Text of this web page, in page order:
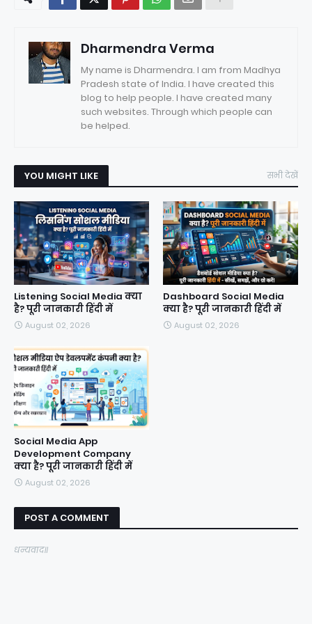
Dharmendra Verma
My name is Dharmendra. I am from Madhya
Pradesh state of India. I have created this
blog to help people. I have created many
such websites. Through which people can
be helped.
YOU MIGHT LIKE सभी देखें
Listening Social Media क्या
है? पूरी जानकारी हिंदी में
August 02, 2026
Dashboard Social Media
क्या है? पूरी जानकारी हिंदी में
August 02, 2026
Social Media App
Development Company
क्या है? पूरी जानकारी हिंदी में
August 02, 2026
POST A COMMENT
धन्यवाद॥